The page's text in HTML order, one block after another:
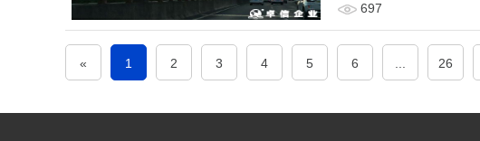
697
« 1 2 3 4 5 6 26